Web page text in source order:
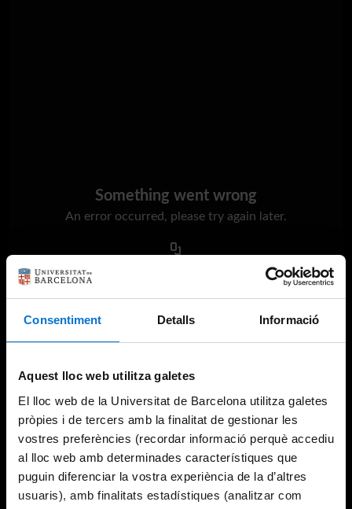
Consentiment Detalls Informació
Aquest lloc web utilitza galetes
El lloc web de la Universitat de Barcelona utilitza galetes
pròpies i de tercers amb la finalitat de gestionar les
vostres preferències (recordar informació perquè accediu
al lloc web amb determinades característiques que
puguin diferenciar la vostra experiència de la d’altres
usuaris), amb finalitats estadístiques (analitzar com
Something went wrong
An error occurred, please try again later.